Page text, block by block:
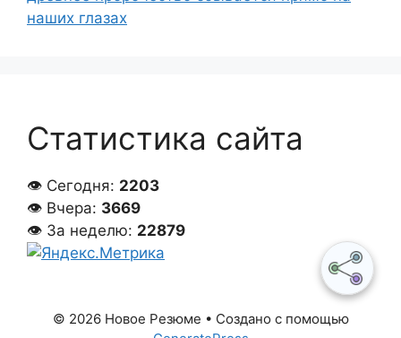
наших глазах
Статистика сайта
👁 Сегодня: 2203
👁 Вчера: 3669
👁 За неделю: 22879
© 2026 Новое Резюме • Создано с помощью